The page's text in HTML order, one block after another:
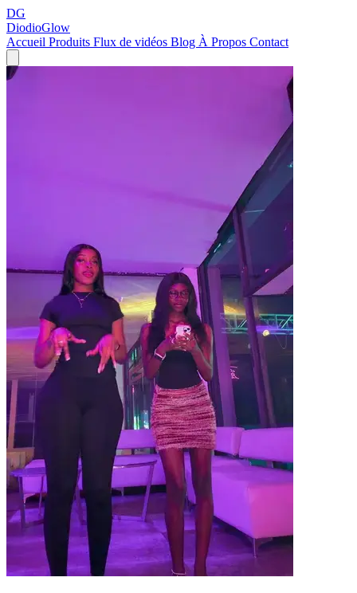
DG
DiodioGlow
Accueil Produits Flux de vidéos Blog À Propos Contact